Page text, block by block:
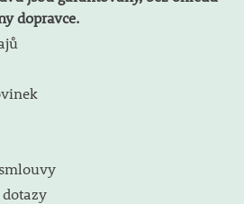
dopravce.
dotazy